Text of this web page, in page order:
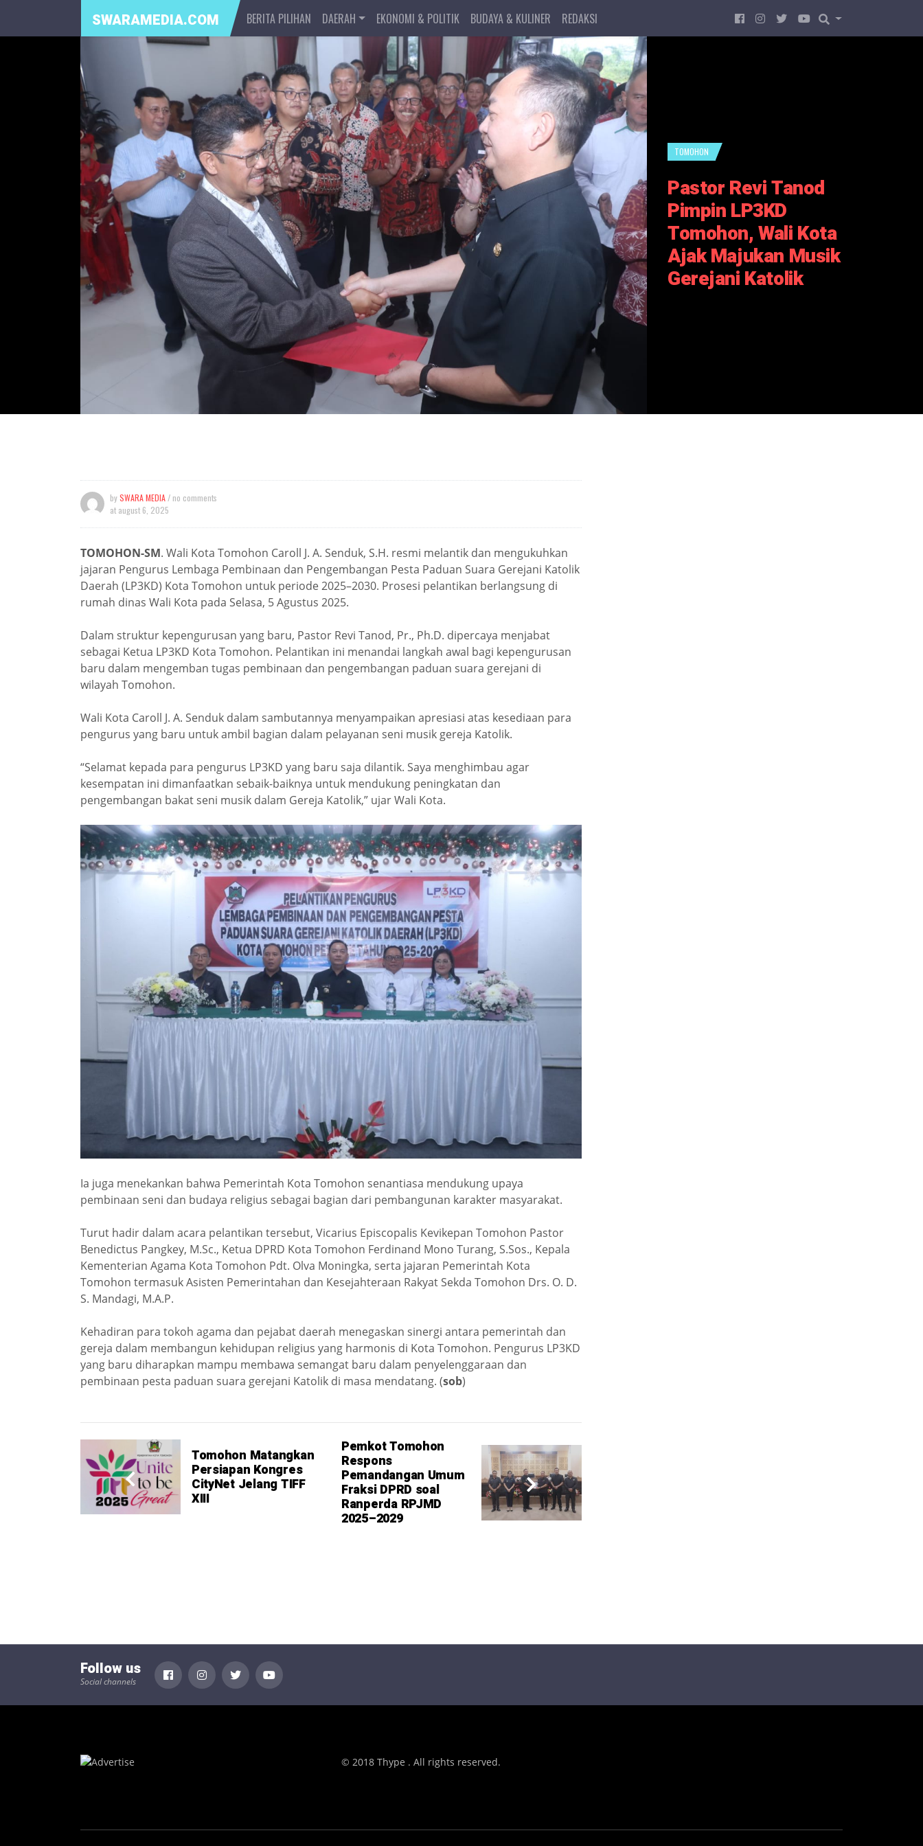
SWARAMEDIA.COM BERITA PILIHAN DAERAH EKONOMI & POLITIK BUDAYA & KULINER REDAKSI
TOMOHON
Pastor Revi Tanod
Pimpin LP3KD
Tomohon, Wali Kota
Ajak Majukan Musik
Gerejani Katolik
bySWARA MEDIA / no comments
at august 6, 2025
TOMOHON-SM. Wali Kota Tomohon Caroll J. A. Senduk, S.H. resmi melantik dan mengukuhkan
jajaran Pengurus Lembaga Pembinaan dan Pengembangan Pesta Paduan Suara Gerejani Katolik
Daerah (LP3KD) Kota Tomohon untuk periode 2025–2030. Prosesi pelantikan berlangsung di
rumah dinas Wali Kota pada Selasa, 5 Agustus 2025.
Dalam struktur kepengurusan yang baru, Pastor Revi Tanod, Pr., Ph.D. dipercaya menjabat
sebagai Ketua LP3KD Kota Tomohon. Pelantikan ini menandai langkah awal bagi kepengurusan
baru dalam mengemban tugas pembinaan dan pengembangan paduan suara gerejani di
wilayah Tomohon.
Wali Kota Caroll J. A. Senduk dalam sambutannya menyampaikan apresiasi atas kesediaan para
pengurus yang baru untuk ambil bagian dalam pelayanan seni musik gereja Katolik.
“Selamat kepada para pengurus LP3KD yang baru saja dilantik. Saya menghimbau agar
kesempatan ini dimanfaatkan sebaik-baiknya untuk mendukung peningkatan dan
pengembangan bakat seni musik dalam Gereja Katolik,” ujar Wali Kota.
Ia juga menekankan bahwa Pemerintah Kota Tomohon senantiasa mendukung upaya
pembinaan seni dan budaya religius sebagai bagian dari pembangunan karakter masyarakat.
Turut hadir dalam acara pelantikan tersebut, Vicarius Episcopalis Kevikepan Tomohon Pastor
Benedictus Pangkey, M.Sc., Ketua DPRD Kota Tomohon Ferdinand Mono Turang, S.Sos., Kepala
Kementerian Agama Kota Tomohon Pdt. Olva Moningka, serta jajaran Pemerintah Kota
Tomohon termasuk Asisten Pemerintahan dan Kesejahteraan Rakyat Sekda Tomohon Drs. O. D.
S. Mandagi, M.A.P.
Kehadiran para tokoh agama dan pejabat daerah menegaskan sinergi antara pemerintah dan
gereja dalam membangun kehidupan religius yang harmonis di Kota Tomohon. Pengurus LP3KD
yang baru diharapkan mampu membawa semangat baru dalam penyelenggaraan dan
pembinaan pesta paduan suara gerejani Katolik di masa mendatang. (sob)
Tomohon Matangkan
Persiapan Kongres
CityNet Jelang TIFF
XIII
Pemkot Tomohon
Respons
Pemandangan Umum
Fraksi DPRD soal
Ranperda RPJMD
2025–2029
Follow us
Social channels
© 2018 Thype . All rights reserved.